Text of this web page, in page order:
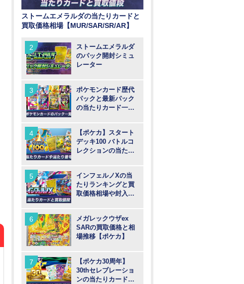
ストームエメラルダの当たりカードと
買取価格相場【MUR/SAR/SR/AR】
ストームエメラルダ
のパック開封シミュ
レーター
ポケモンカード歴代
パックと最新パック
の当たりカード一覧
【ポケカ】スタート
デッキ100 バトルコ
レクションの当たり
インフェルノXの当
たりランキングと買
取価格相場や封入率
メガレックウザex
SARの買取価格と相
場推移【ポケカ】
【ポケカ30周年】
30thセレブレーショ
ンの当たりカードと